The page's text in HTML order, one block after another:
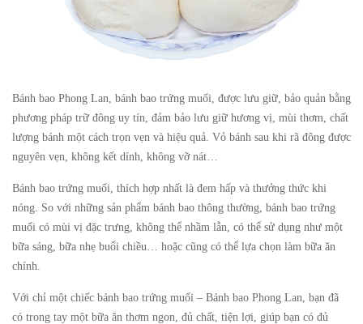
Bánh bao Phong Lan, bánh bao trứng muối, được lưu giữ, bảo quản bằng
phương pháp trữ đông uy tín, đảm bảo lưu giữ hương vị, mùi thơm, chất
lượng bánh một cách trọn vẹn và hiệu quả. Vỏ bánh sau khi rã đông được
nguyên vẹn, không kết dính, không vỡ nát…
Bánh bao trứng muối, thích hợp nhất là đem hấp và thưởng thức khi
nóng. So với những sản phẩm bánh bao thông thường, bánh bao trứng
muối có mùi vị đặc trưng, không thể nhầm lẫn, có thể sử dụng như một
bữa sáng, bữa nhẹ buổi chiều… hoặc cũng có thể lựa chọn làm bữa ăn
chính.
Với chỉ một chiếc bánh bao trứng muối – Bánh bao Phong Lan , bạn đã
có trong tay một bữa ăn thơm ngon, đủ chất, tiện lợi, giúp bạn có đủ